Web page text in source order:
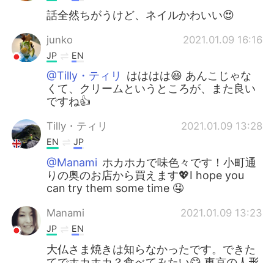
話全然ちがうけど、ネイルかわいい😍
junko 2021.01.09 16:16
JP EN
@Tilly・ティリ
はははは😆 あんこじゃな
くて、クリームというところが、また良い
ですね👍
Tilly・ティリ 2021.01.09 13:28
EN JP
@Manami ホカホカで味色々です！小町通
りの奥のお店から買えます💖I hope you
can try them some time 🤤
Manami 2021.01.09 13:23
JP EN
大仏さま焼きは知らなかったです。できた